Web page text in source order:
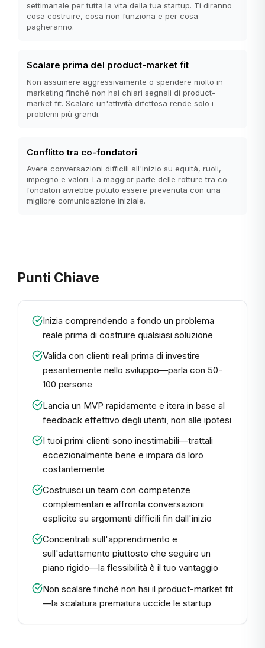
settimanale per tutta la vita della tua startup. Ti diranno
cosa costruire, cosa non funziona e per cosa
pagheranno.
Scalare prima del product-market fit
Non assumere aggressivamente o spendere molto in
marketing finché non hai chiari segnali di product-
market fit. Scalare un'attività difettosa rende solo i
problemi più grandi.
Conflitto tra co-fondatori
Avere conversazioni difficili all'inizio su equità, ruoli,
impegno e valori. La maggior parte delle rotture tra co-
fondatori avrebbe potuto essere prevenuta con una
migliore comunicazione iniziale.
Punti Chiave
Inizia comprendendo a fondo un problema
reale prima di costruire qualsiasi soluzione
Valida con clienti reali prima di investire
pesantemente nello sviluppo—parla con 50-
100 persone
Lancia un MVP rapidamente e itera in base al
feedback effettivo degli utenti, non alle ipotesi
I tuoi primi clienti sono inestimabili—trattali
eccezionalmente bene e impara da loro
costantemente
Costruisci un team con competenze
complementari e affronta conversazioni
esplicite su argomenti difficili fin dall'inizio
Concentrati sull'apprendimento e
sull'adattamento piuttosto che seguire un
piano rigido—la flessibilità è il tuo vantaggio
Non scalare finché non hai il product-market fit
—la scalatura prematura uccide le startup